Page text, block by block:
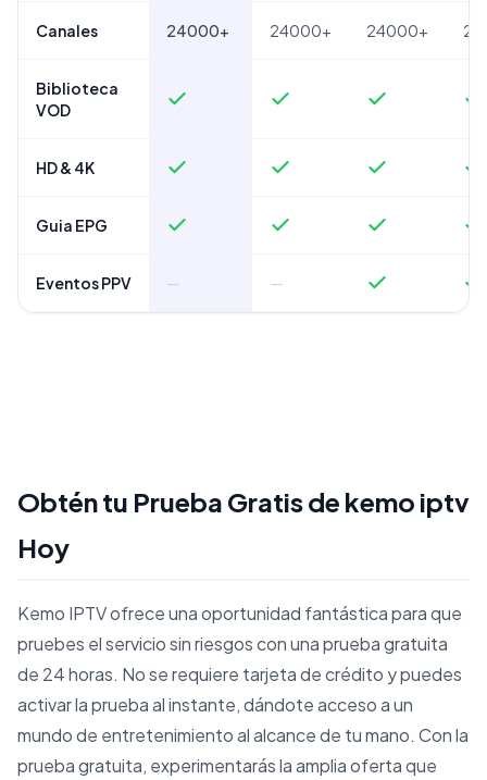
Canales 24000+ 24000+ 24000+
Biblioteca
VOD
HD & 4K
Guia EPG
Eventos PPV — —
Obtén tu Prueba Gratis de kemo iptv
Hoy
Kemo IPTV ofrece una oportunidad fantástica para que
pruebes el servicio sin riesgos con una prueba gratuita
de 24 horas. No se requiere tarjeta de crédito y puedes
activar la prueba al instante, dándote acceso a un
mundo de entretenimiento al alcance de tu mano. Con la
prueba gratuita, experimentarás la amplia oferta que